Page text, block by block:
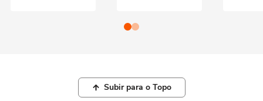
Subir para o Topo